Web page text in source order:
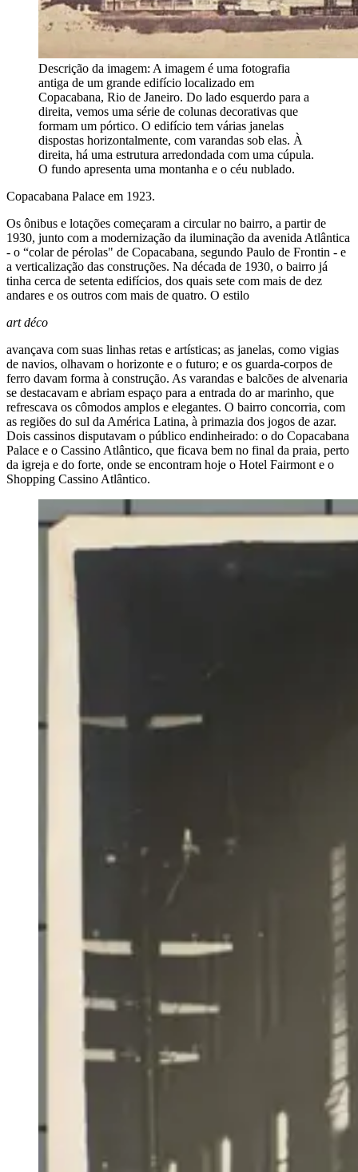
Descrição da imagem: A imagem é uma fotografia
antiga de um grande edifício localizado em
Copacabana, Rio de Janeiro. Do lado esquerdo para a
direita, vemos uma série de colunas decorativas que
formam um pórtico. O edifício tem várias janelas
dispostas horizontalmente, com varandas sob elas. À
direita, há uma estrutura arredondada com uma cúpula.
O fundo apresenta uma montanha e o céu nublado.
Copacabana Palace em 1923.
Os ônibus e lotações começaram a circular no bairro, a partir de
1930, junto com a modernização da iluminação da avenida Atlântica
- o “colar de pérolas" de Copacabana, segundo Paulo de Frontin - e
a verticalização das construções. Na década de 1930, o bairro já
tinha cerca de setenta edifícios, dos quais sete com mais de dez
andares e os outros com mais de quatro. O estilo
art déco
avançava com suas linhas retas e artísticas; as janelas, como vigias
de navios, olhavam o horizonte e o futuro; e os guarda-corpos de
ferro davam forma à construção. As varandas e balcões de alvenaria
se destacavam e abriam espaço para a entrada do ar marinho, que
refrescava os cômodos amplos e elegantes. O bairro concorria, com
as regiões do sul da América Latina, à primazia dos jogos de azar.
Dois cassinos disputavam o público endinheirado: o do Copacabana
Palace e o Cassino Atlântico, que ficava bem no final da praia, perto
da igreja e do forte, onde se encontram hoje o Hotel Fairmont e o
Shopping Cassino Atlântico.